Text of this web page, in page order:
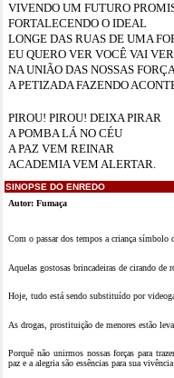
VIVENDO UM FUTURO
FORTALECENDO O IDEAL
LONGE DAS RUAS DE UMA
EU QUERO VER VOCÊ VAI VER
NA UNIÃO DAS NOSSAS
A PETIZADA FAZENDO
PIROU! PIROU! DEIXA PIRAR
A POMBA LÁ NO CÉU
A PAZ VEM REINAR
ACADEMIA VEM ALERTAR.
SINOPSE DO ENREDO
Autor: Fumaça
Com o passar dos tempos a criança símbolo
Aquelas gostosas brincadeiras de cirando de
Hoje, tudo está sendo substituído por
As drogas, prostituição de menores estão
Porquê não unirmos nossas forças para
paz e a alegria são essências para sua